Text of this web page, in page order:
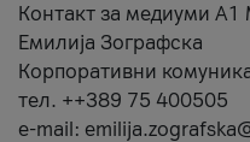
Контакт за медиуми А1
Емилија Зографска
Корпоративни
тел. ++389 75 400505
e-mail: